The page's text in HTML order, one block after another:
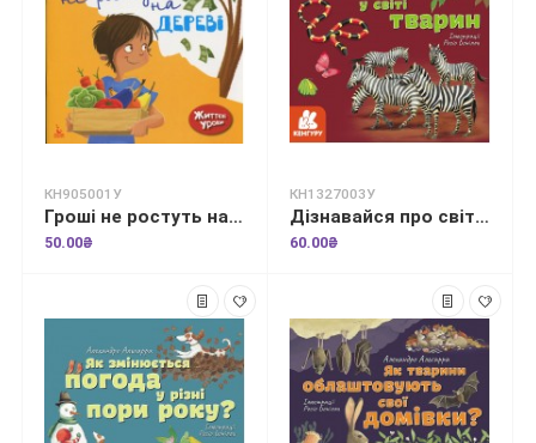
КН905001У
Гроші не ростуть на дереві. Життєві уроки
50.00₴
КН1327003У
Дізнавайся про світ разом із нами! Кольори у світі тварин
60.00₴